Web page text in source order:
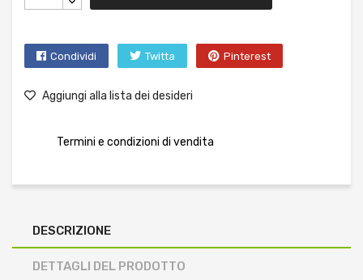
Condividi Twitta Pinterest
Aggiungi alla lista dei desideri
Termini e condizioni di vendita
DESCRIZIONE
DETTAGLI DEL PRODOTTO